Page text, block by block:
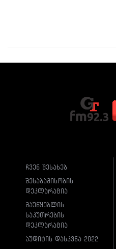
ჩვენ შესახებ
შესაბამისობის
დეკლარაცია
მაუწყებლის
საკუთრების
დეკლარაცია
აუდიტის დასკვნა 2022